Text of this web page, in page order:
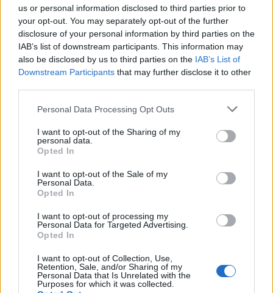
us or personal information disclosed to third parties prior to
your opt-out. You may separately opt-out of the further
disclosure of your personal information by third parties on the
IAB’s list of downstream participants. This information may
also be disclosed by us to third parties on the IAB’s List of
Downstream Participants that may further disclose it to other
Personal Data Processing Opt Outs
I want to opt-out of the Sharing of my
personal data.
Opted In
I want to opt-out of the Sale of my
Personal Data.
Opted In
I want to opt-out of processing my
Personal Data for Targeted Advertising.
Opted In
I want to opt-out of Collection, Use,
Retention, Sale, and/or Sharing of my
Personal Data that Is Unrelated with the
Purposes for which it was collected.